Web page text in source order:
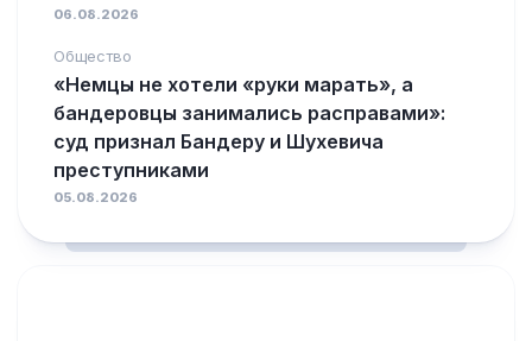
06.08.2026
Общество
«Немцы не хотели «руки марать», а
бандеровцы занимались расправами»:
суд признал Бандеру и Шухевича
преступниками
05.08.2026